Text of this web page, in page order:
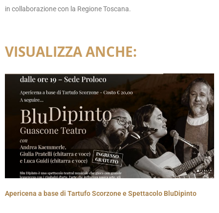
in collaborazione con la Regione Toscana.
VISUALIZZA ANCHE:
Apericena a base di Tartufo Scorzone e Spettacolo BluDipinto